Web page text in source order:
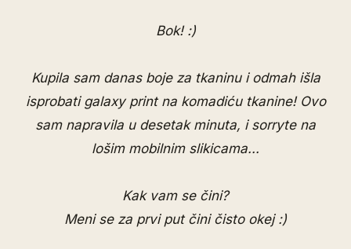
Bok! :)
Kupila sam danas boje za tkaninu i odmah išla
isprobati galaxy print na komadiću tkanine! Ovo
sam napravila u desetak minuta, i sorryte na
lošim mobilnim slikicama...
Kak vam se čini?
Meni se za prvi put čini čisto okej :)